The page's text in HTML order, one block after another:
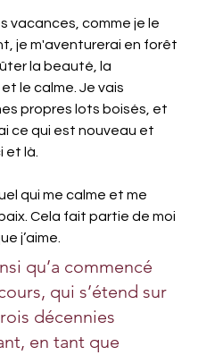
vacances, comme je le
je m'aventurerai en forêt
la beauté, la
le calme. Je vais
propres lots boisés, et
ce qui est nouveau et
et là.
qui me calme et me
Cela fait partie de moi
j’aime.
qu’a commencé
qui s’étend sur
décennies
en tant que